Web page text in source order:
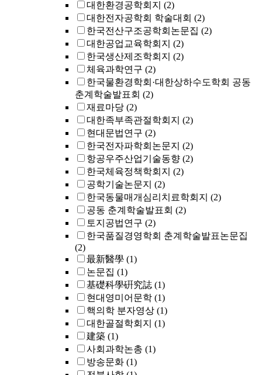
대한환경공학회지 (2)
대한전자공학회 학술대회 (2)
한국전산구조공학회논문집 (2)
대한공업교육학회지 (2)
한국생산제조학회지 (2)
체육과학연구 (2)
한국물환경학회·대한상하수도학회 공동
춘계학술발표회 (2)
재료마당 (2)
대한족부족관절학회지 (2)
현대문법연구 (2)
한국전자파학회논문지 (2)
항공우주산업기술동향 (2)
한국체육정책학회지 (2)
공학기술논문지 (2)
한국동물매개심리치료학회지 (2)
공동 춘계학술발표회 (2)
토지공법연구 (2)
한국품질경영학회 춘계학술발표논문집
(2)
最新醫學 (1)
논문집 (1)
基礎科學硏究誌 (1)
현대영미어문학 (1)
핵의학 분자영상 (1)
대한골절학회지 (1)
建築 (1)
사회과학논총 (1)
방송문화 (1)